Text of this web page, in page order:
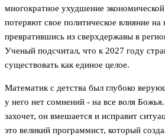
многократное ухудшение
потеряют свое политическое влияние на
превратившись из сверхдержавы в
Ученый подсчитал, что к 2027 году
существовать как единое целое.
Математик с детства был глубоко
у него нет сомнений - на все воля
захочет, он вмешается и исправит
это великий программист, который